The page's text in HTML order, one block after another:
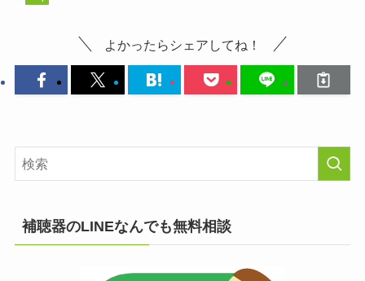
よかったらシェアしてね！
補聴器のLINEなんでも無料相談